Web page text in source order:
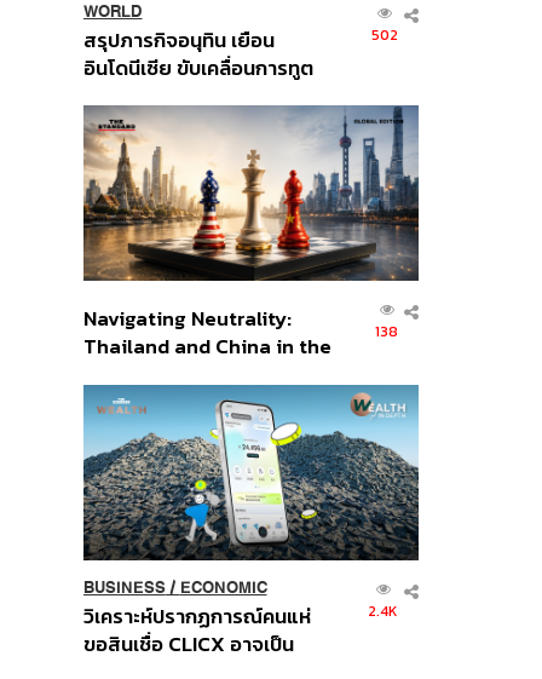
WORLD
สรุปภารกิจอนุทิน เยือน
อินโดนีเซีย ขับเคลื่อนการทูต
ส่วนยุทธศาสตร์ไทย –
อินโดนีเซีย
502
Navigating Neutrality:
Thailand and China in the
Order
138
BUSINESS/ ECONOMIC
วิเคราะห์ปรากฏการณ์คนแห่
ขอสินเชื่อ CLICX อาจเป็น
2.4K